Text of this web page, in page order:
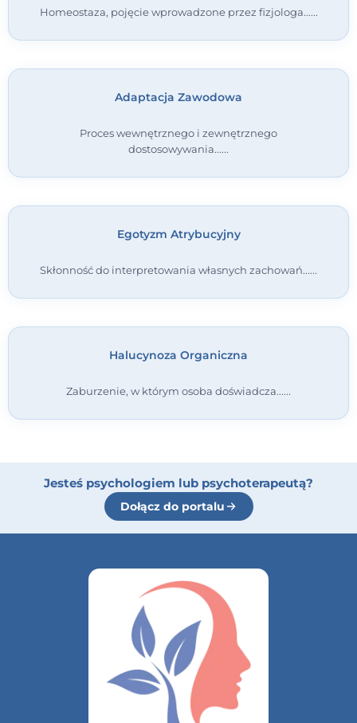
Homeostaza, pojęcie wprowadzone przez fizjologa...
Adaptacja Zawodowa
Proces wewnętrznego i zewnętrznego
dostosowywania...
Egotyzm Atrybucyjny
Skłonność do interpretowania własnych zachowań...
Halucynoza Organiczna
Zaburzenie, w którym osoba doświadcza...
Jesteś psychologiem lub psychoterapeutą?
Dołącz do portalu